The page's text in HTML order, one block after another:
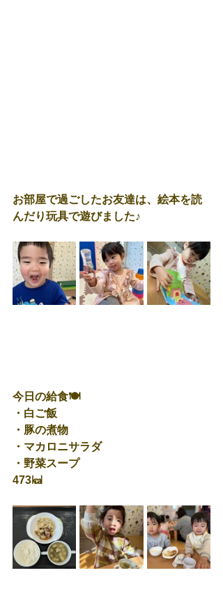
お部屋で過ごしたお友達は、絵本を読
んだり玩具で遊びました♪
今日の給食🍽
・白ご飯
・豚の煮物
・マカロニサラダ
・野菜スープ
473㎉